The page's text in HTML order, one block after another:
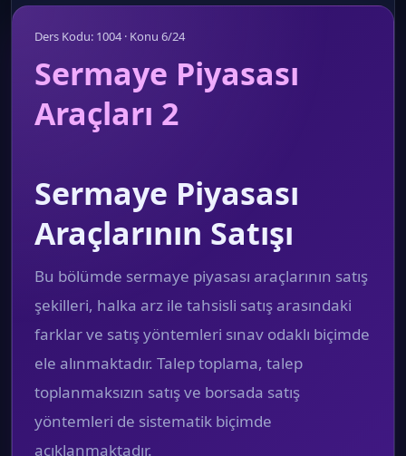
Ders Kodu: 1004 · Konu 6/24
Sermaye Piyasası
Araçları 2
Sermaye Piyasası
Araçlarının Satışı
Bu bölümde sermaye piyasası araçlarının satış
şekilleri, halka arz ile tahsisli satış arasındaki
farklar ve satış yöntemleri sınav odaklı biçimde
ele alınmaktadır. Talep toplama, talep
toplanmaksızın satış ve borsada satış
yöntemleri de sistematik biçimde
açıklanmaktadır.